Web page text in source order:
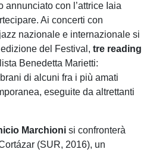
annunciato con l’attrice Iaia
Ai concerti con
nazionale e internazionale si
del Festival,tre reading
Benedetta Marietti:
di alcuni fra i più amati
eseguite da altrettanti
Marchionisi confronterà
(SUR, 2016), un